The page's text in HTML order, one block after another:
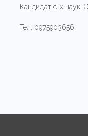
Кандидат с-х наук:
Тел. 0975903656.